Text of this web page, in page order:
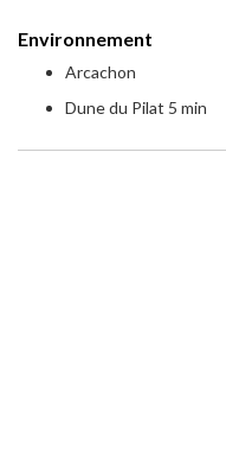
Environnement
Arcachon
Dune du Pilat 5 min